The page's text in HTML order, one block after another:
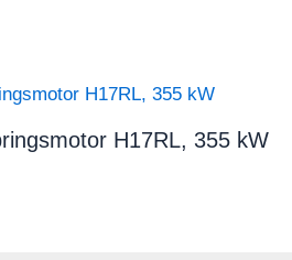
H17RL, 355 kW